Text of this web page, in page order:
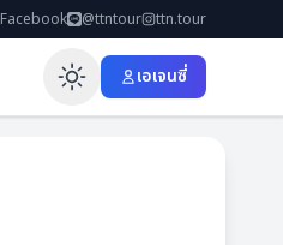
Facebook @ttntour ttn.tour
Enable
เอเจนซี่